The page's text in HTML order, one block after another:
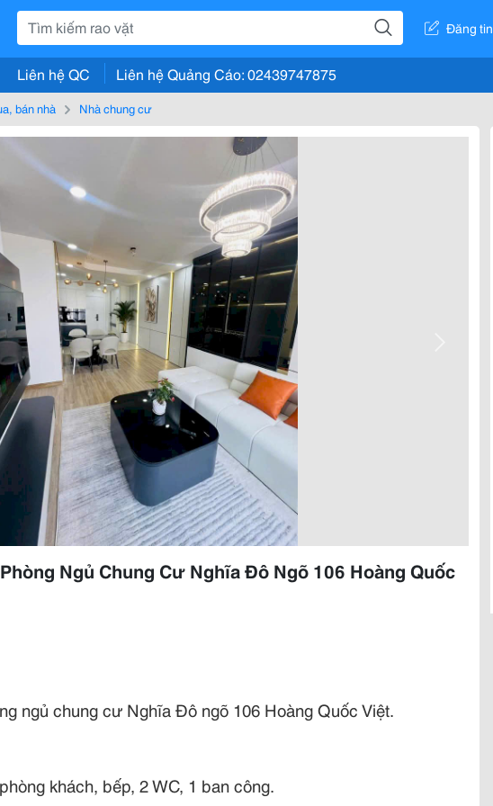
Đăng tin
Liên hệ QC Liên hệ Quảng Cáo: 02439747875
bán nhà Nhà chung cư
Ngủ Chung Cư Nghĩa Đô Ngõ 106 Hoàng Quốc
ngủ chung cư Nghĩa Đô ngõ 106 Hoàng Quốc Việt.
khách, bếp, 2 WC, 1 ban công.